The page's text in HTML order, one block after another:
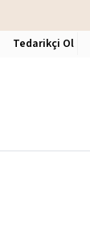
Tedarikçi Ol